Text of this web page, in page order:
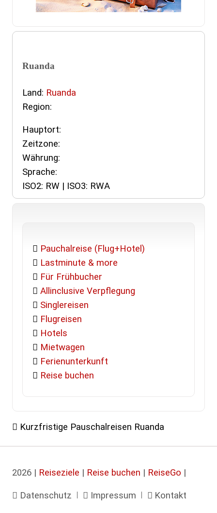
Ruanda
Land: Ruanda
Region:
Hauptort:
Zeitzone:
Währung:
Sprache:
ISO2: RW | ISO3: RWA
Pauchalreise (Flug+Hotel)
Lastminute & more
Für Frühbucher
Allinclusive Verpflegung
Singlereisen
Flugreisen
Hotels
Mietwagen
Ferienunterkunft
Reise buchen
Kurzfristige Pauschalreisen Ruanda
2026 | Reiseziele | Reise buchen | ReiseGo |
Navigation
Datenschutz Impressum Kontakt